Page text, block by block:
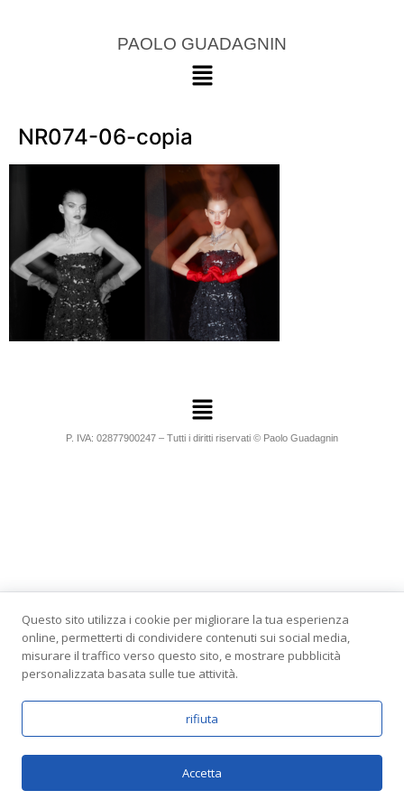
PAOLO GUADAGNIN
NR074-06-copia
P. IVA: 02877900247 – Tutti i diritti riservati © Paolo Guadagnin
Questo sito utilizza i cookie per migliorare la tua esperienza
online, permetterti di condividere contenuti sui social media,
misurare il traffico verso questo sito, e mostrare pubblicità
personalizzata basata sulle tue attività.
rifiuta
Accetta